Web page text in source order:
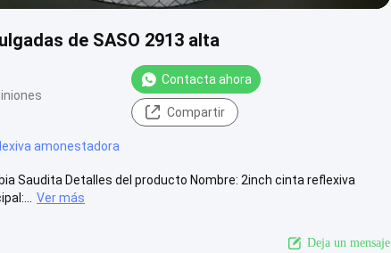
de SASO 2913 alta
Contacta ahora
Compartir
amonestadora
Saudita Detalles del producto Nombre: 2inch cinta reflexiva
Ver más
Deja un mensaje